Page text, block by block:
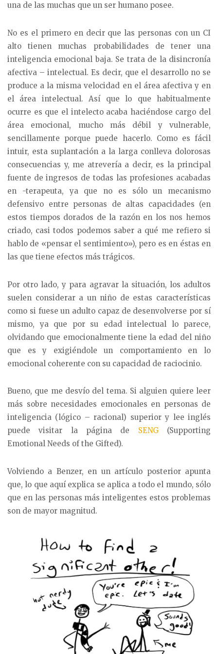
una de las muchas que un ser humano posee.
No es el primero en decir que las personas con un CI
alto tienen muchas probabilidades de tener una
inteligencia emocional baja. Se trata de la disincronía
afectiva – intelectual. Es decir, que el desarrollo no se
produce a la misma velocidad en el área afectiva y en
el área intelectual. Así que lo que habitualmente
ocurre es que el intelecto acaba haciéndose cargo del
área emocional, mucho más débil y vulnerable,
sencillamente porque puede hacerlo. Como es fácil
intuir, esta suplantación a la larga conlleva dolorosas
consecuencias y, me atrevería a decir, es la principal
fuente de ingresos de todas las profesiones acabadas
en -terapeuta, ya que no es sólo un mecanismo
defensivo entre personas de altas capacidades (en
estos tiempos dorados de la razón en los nos hemos
criado, casi todos podemos saber a qué me refiero si
hablo de «pensar el sentimiento»), pero es en éstas en
las que tiene efectos más trágicos.
Por otro lado, y para agravar la situación, los adultos
suelen considerar a un niño de estas características
como si fuese un adulto capaz de desenvolverse por sí
mismo, ya que por su edad intelectual lo parece,
olvidando que emocionalmente tiene la edad del niño
que es y exigiéndole un comportamiento en lo
emocional coherente con su capacidad de raciocinio.
Bueno, que me desvío del tema. Si alguien quiere leer
más sobre necesidades emocionales en personas de
inteligencia (lógico – racional) superior y lee inglés
puede visitar la página de SENG(Supporting
Emotional Needs of the Gifted).
Volviendo a Benzer, en un artículo posterior apunta
que, lo que aquí explica se aplica a todo el mundo, sólo
que en las personas más inteligentes estos problemas
son de mayor magnitud.